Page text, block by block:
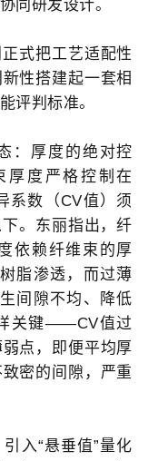
同研发设计。
式把工艺适配性
性搭建起一套相
评判标准。
：厚度的绝对控
厚度严格控制在
系数（CV值）须
。 东丽指出，纤
依赖纤维束的厚
脂渗透，而过薄
间隙不均、降低
关键——CV值过
点，即便平均厚
密的间隙，严重
入“悬垂值”量化